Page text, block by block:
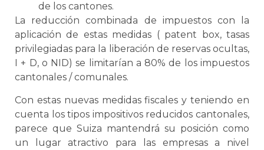
de los cantones.
La reducción combinada de impuestos con la
aplicación de estas medidas ( patent box, tasas
privilegiadas para la liberación de reservas ocultas,
I + D, o NID) se limitarían a 80% de los impuestos
cantonales / comunales.
Con estas nuevas medidas fiscales y teniendo en
cuenta los tipos impositivos reducidos cantonales,
parece que Suiza mantendrá su posición como
un lugar atractivo para las empresas a nivel